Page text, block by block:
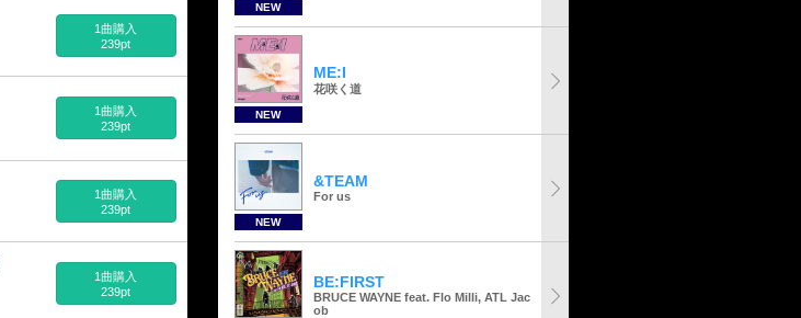
1曲購入
239pt
1曲購入
239pt
1曲購入
239pt
1曲購入
239pt
NEW
NEW
ME:I
花咲く道
NEW
&TEAM
For us
BE:FIRST
BRUCE WAYNE feat. Flo Milli, ATL Jac
ob